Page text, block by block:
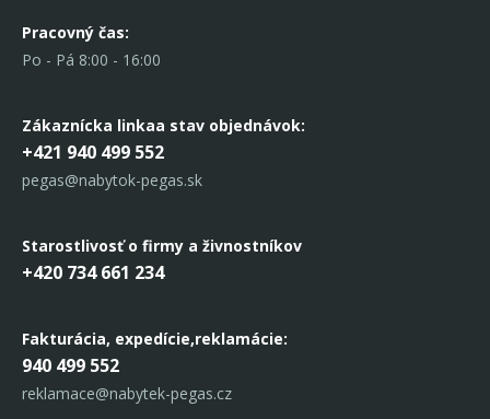
Pracovný čas:
Po - Pá 8:00 - 16:00
Zákaznícka linkaa stav objednávok:
+421 940 499 552
pegas@nabytok-pegas.sk
Starostlivosť o firmy a živnostníkov
+420 734 661 234
Fakturácia, expedície,reklamácie:
940 499 552
reklamace@nabytek-pegas.cz